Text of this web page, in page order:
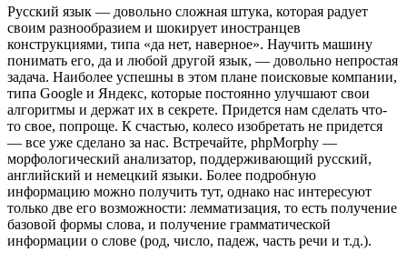
Русский язык — довольно сложная штука, которая радует
своим разнообразием и шокирует иностранцев
конструкциями, типа «да нет, наверное». Научить машину
понимать его, да и любой другой язык, — довольно непростая
задача. Наиболее успешны в этом плане поисковые компании,
типа Google и Яндекс, которые постоянно улучшают свои
алгоритмы и держат их в секрете. Придется нам сделать что-
то свое, попроще. К счастью, колесо изобретать не придется
— все уже сделано за нас. Встречайте, phpMorphy —
морфологический анализатор, поддерживающий русский,
английский и немецкий языки. Более подробную
информацию можно получить тут, однако нас интересуют
только две его возможности: лемматизация, то есть получение
базовой формы слова, и получение грамматической
информации о слове (род, число, падеж, часть речи и т.д.).